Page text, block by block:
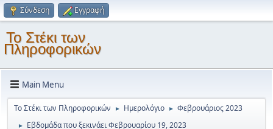
Σύνδεση Εγγραφή
Το Στέκι των
Πληροφορικών
Main Menu
Το Στέκι των Πληροφορικών ► Ημερολόγιο ► Φεβρουάριος 2023
► Εβδομάδα που ξεκινάει Φεβρουαρίου 19, 2023